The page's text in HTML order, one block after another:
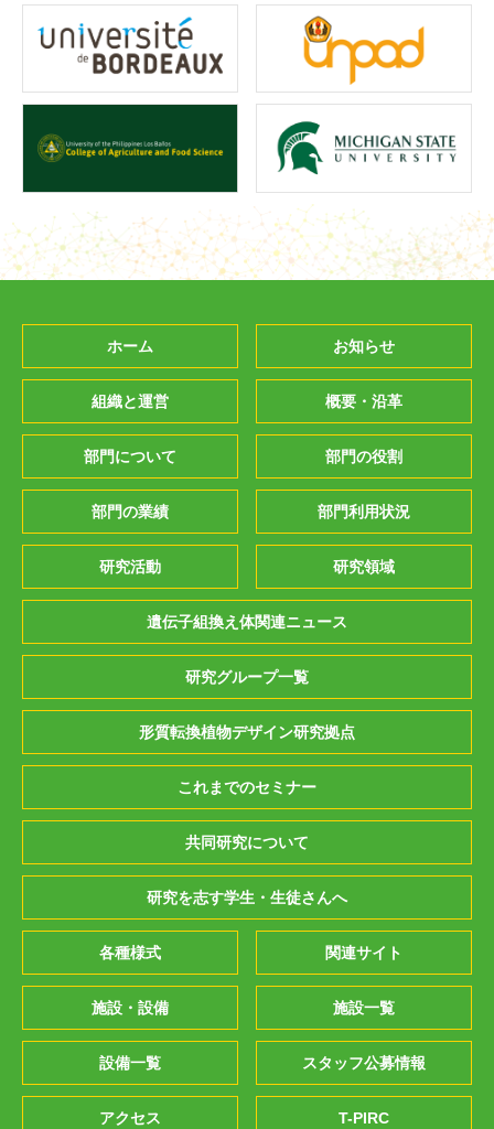
ホーム お知らせ
組織と運営 概要・沿革
部門について 部門の役割
部門の業績 部門利用状況
研究活動 研究領域
遺伝子組換え体関連ニュース
研究グループ一覧
形質転換植物デザイン研究拠点
これまでのセミナー
共同研究について
研究を志す学生・生徒さんへ
各種様式 関連サイト
施設・設備 施設一覧
設備一覧 スタッフ公募情報
アクセス T-PIRC